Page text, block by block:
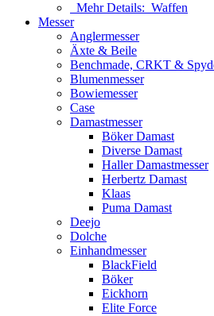
Mehr Details: Waffen
Messer
Anglermesser
Äxte & Beile
Benchmade, CRKT &
Blumenmesser
Bowiemesser
Case
Damastmesser
Böker Damast
Diverse Damast
Haller Damastmesser
Herbertz Damast
Klaas
Puma Damast
Deejo
Dolche
Einhandmesser
BlackField
Böker
Eickhorn
Elite Force